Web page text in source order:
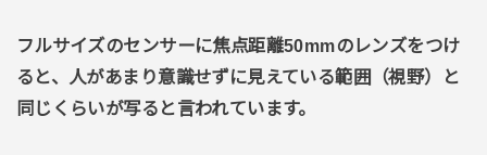
フルサイズのセンサーに焦点距離50mmのレンズをつけ
ると、人があまり意識せずに見えている範囲（視野）と
同じくらいが写ると言われています。